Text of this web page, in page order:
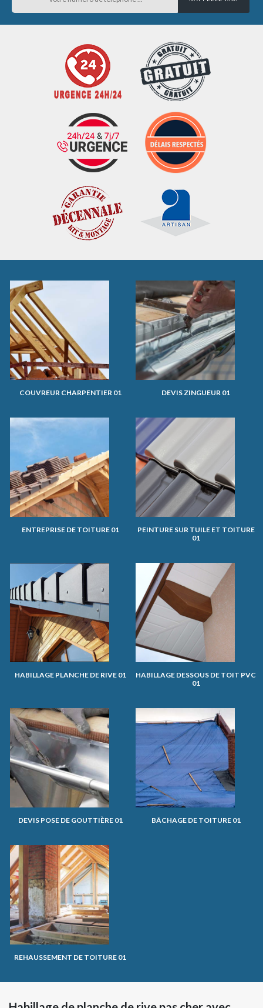
COUVREUR CHARPENTIER 01 DEVIS ZINGUEUR 01
ENTREPRISE DE TOITURE 01
PEINTURE SUR TUILE ET TOITURE
01
HABILLAGE PLANCHE DE RIVE 01
HABILLAGE DESSOUS DE TOIT PVC
01
DEVIS POSE DE GOUTTIÈRE 01 BÂCHAGE DE TOITURE 01
REHAUSSEMENT DE TOITURE 01